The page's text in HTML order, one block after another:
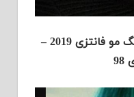
مدل رنگ مو فانتزی 2019 – رنگ مو فانتزی 2019 –